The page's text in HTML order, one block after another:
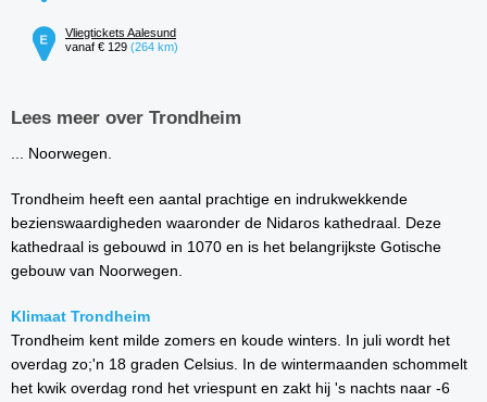
Vliegtickets Aalesund
vanaf € 129 (264 km)
Lees meer over Trondheim
... Noorwegen.
Trondheim heeft een aantal prachtige en indrukwekkende
bezienswaardigheden waaronder de Nidaros kathedraal. Deze
kathedraal is gebouwd in 1070 en is het belangrijkste Gotische
gebouw van Noorwegen.
Klimaat Trondheim
Trondheim kent milde zomers en koude winters. In juli wordt het
overdag zo;'n 18 graden Celsius. In de wintermaanden schommelt
het kwik overdag rond het vriespunt en zakt hij 's nachts naar -6